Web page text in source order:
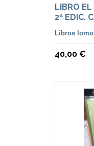
LIBRO
2ª EDIC.
40,00 €